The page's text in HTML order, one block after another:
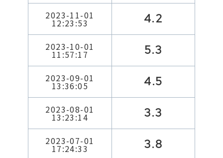
2023-11-01
12:23:53 4.2
2023-10-01
11:57:17 5.3
2023-09-01
13:36:05 4.5
2023-08-01
13:23:14 3.3
2023-07-01
17:24:33 3.8